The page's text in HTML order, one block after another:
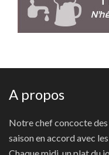
A propos
Notre chef concocte
saison en accord avec